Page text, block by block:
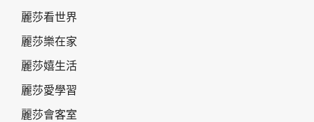
麗莎看世界
麗莎樂在家
麗莎嬉生活
麗莎愛學習
麗莎會客室